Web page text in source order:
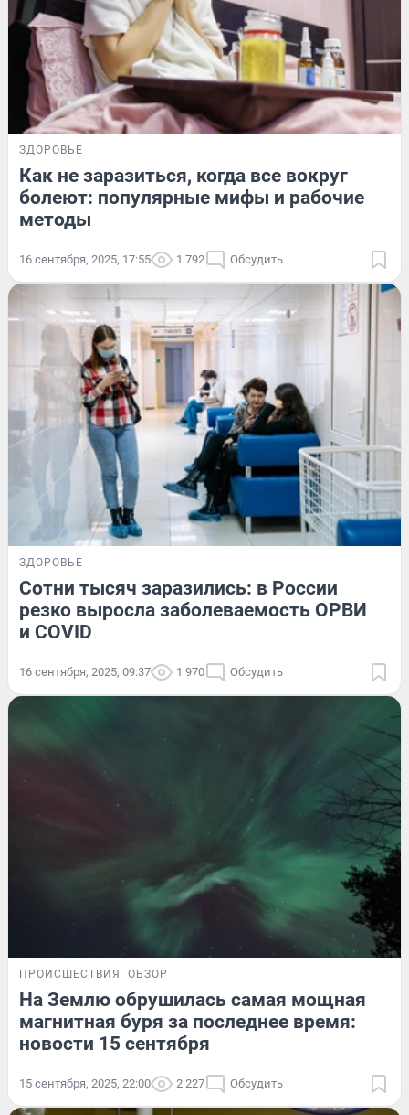
ЗДОРОВЬЕ
Как не заразиться, когда все вокруг
болеют: популярные мифы и рабочие
методы
16 сентября, 2025, 17:55 1 792 Обсудить
ЗДОРОВЬЕ
Сотни тысяч заразились: в России
резко выросла заболеваемость ОРВИ
и COVID
16 сентября, 2025, 09:37 1 970 Обсудить
ПРОИСШЕСТВИЯ ОБЗОР
На Землю обрушилась самая мощная
магнитная буря за последнее время:
новости 15 сентября
15 сентября, 2025, 22:00 2 227 Обсудить